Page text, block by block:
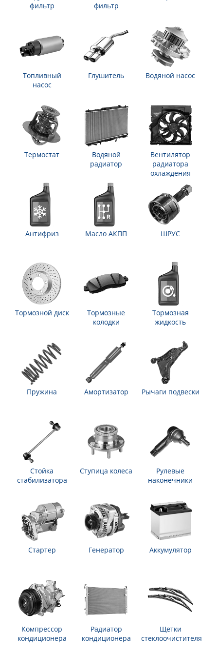
фильтр
фильтр
Топливный
насос
Глушитель Водяной насос
Термостат
Водяной
радиатор
Вентилятор
радиатора
охлаждения
Антифриз Масло АКПП ШРУС
Тормозной диск
Тормозные
колодки
Тормозная
жидкость
Пружина Амортизатор Рычаги подвески
Стойка
стабилизатора
Ступица колеса
Рулевые
наконечники
Стартер Генератор Аккумулятор
Компрессор
кондиционера
Радиатор
кондиционера
Щетки
стеклоочистителя